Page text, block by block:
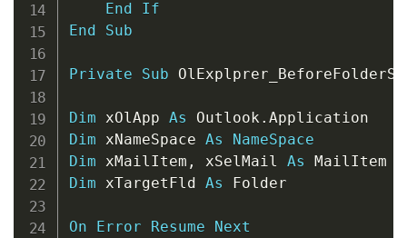
End
If
End
Sub
Private Sub
Dim xOlApp As Outlook .
Dim xNameSpace As
NameSpace
Dim xMailItem , xSelMail As
Dim xTargetFld As Folder
On Error Resume Next